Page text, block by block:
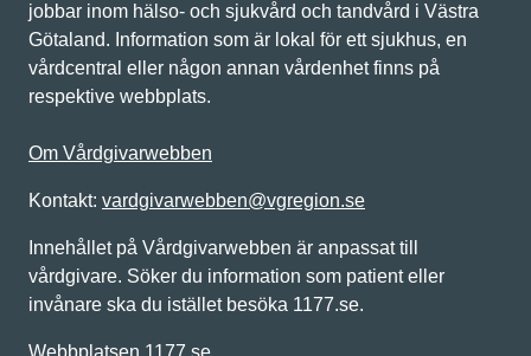
jobbar inom hälso- och sjukvård och tandvård i Västra
Götaland. Information som är lokal för ett sjukhus, en
vårdcentral eller någon annan vårdenhet finns på
respektive webbplats.
Om Vårdgivarwebben
Kontakt: vardgivarwebben@vgregion.se
Innehållet på Vårdgivarwebben är anpassat till
vårdgivare. Söker du information som patient eller
invånare ska du istället besöka 1177.se.
Webbplatsen 1177.se